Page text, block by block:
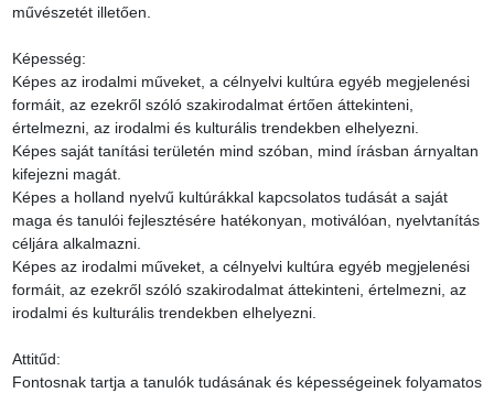
művészetét illetően.
Képesség:
Képes az irodalmi műveket, a célnyelvi kultúra egyéb megjelenési
formáit, az ezekről szóló szakirodalmat értően áttekinteni,
értelmezni, az irodalmi és kulturális trendekben elhelyezni.
Képes saját tanítási területén mind szóban, mind írásban árnyaltan
kifejezni magát.
Képes a holland nyelvű kultúrákkal kapcsolatos tudását a saját
maga és tanulói fejlesztésére hatékonyan, motiválóan, nyelvtanítás
céljára alkalmazni.
Képes az irodalmi műveket, a célnyelvi kultúra egyéb megjelenési
formáit, az ezekről szóló szakirodalmat áttekinteni, értelmezni, az
irodalmi és kulturális trendekben elhelyezni.
Attitűd:
Fontosnak tartja a tanulók tudásának és képességeinek folyamatos